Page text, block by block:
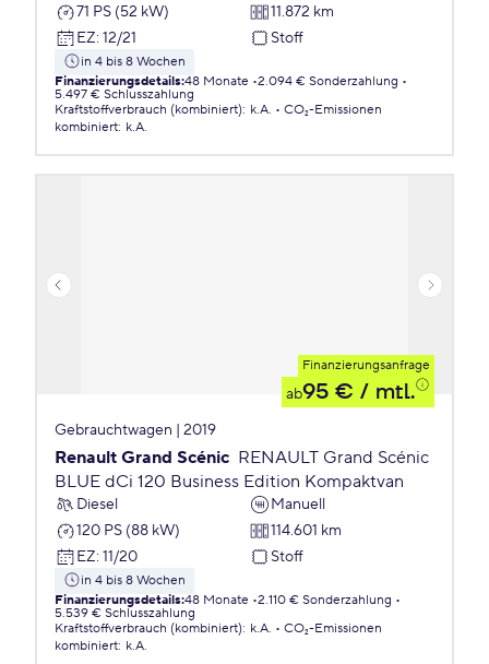
71 PS (52 kW)
11.872 km
EZ: 12/21 Stoff
in 4 bis 8 Wochen
Finanzierungsdetails:48 Monate 2.094 € Sonderzahlung
5.497 € Schlusszahlung
Kraftstoffverbrauch (kombiniert): k.A.
CO₂-Emissionen
kombiniert: k.A.
Finanzierungsanfrage
ab95 € / mtl.
Gebrauchtwagen | 2019
Renault Grand Scénic RENAULT Grand Scénic
BLUE dCi 120 Business Edition Kompaktvan
Diesel
Manuell
120 PS (88 kW)
114.601 km
EZ: 11/20 Stoff
in 4 bis 8 Wochen
Finanzierungsdetails:48 Monate 2.110 € Sonderzahlung
5.539 € Schlusszahlung
Kraftstoffverbrauch (kombiniert): k.A.
CO₂-Emissionen
kombiniert: k.A.